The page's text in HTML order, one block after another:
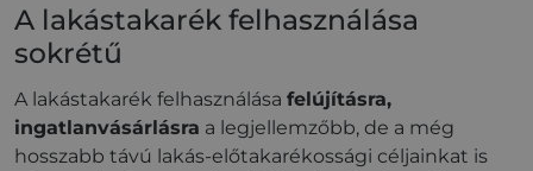
A lakástakarék felhasználása
sokrétű
A lakástakarék felhasználása felújításra,
ingatlanvásárlásra a legjellemzőbb, de a még
hosszabb távú lakás-előtakarékossági céljainkat is